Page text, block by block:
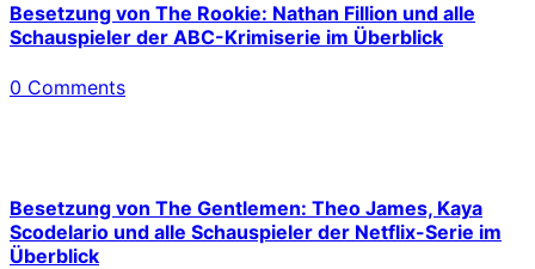
Besetzung von The Rookie: Nathan Fillion und alle
Schauspieler der ABC-Krimiserie im Überblick
0 Comments
Besetzung von The Gentlemen: Theo James, Kaya
Scodelario und alle Schauspieler der Netflix-Serie im
Überblick